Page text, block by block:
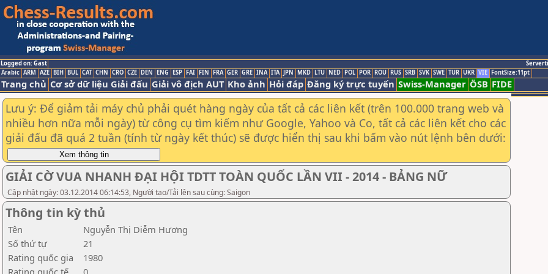
Logged on: Gast
Arabic ARM AZE BIH BUL CAT CHN CRO CZE DEN ENG ESP FAI FIN FRA GER GRE INA ITA JPN MKD LTU NED POL POR ROU RUS SRB SVK SWE TUR UKR VIE FontSize:11pt
Trang chủ Cơ sở dữ liệu Giải đấu Giải vô địch AUT Kho ảnh Hỏi đáp Đăng ký trực tuyến Swiss-Manager ÖSB FIDE
Lưu ý: Để giảm tải máy chủ phải quét hàng ngày của tất cả các liên kết (trên 100.000 trang web và
nhiều hơn nữa mỗi ngày) từ công cụ tìm kiếm như Google, Yahoo và Co, tất cả các liên kết cho các
giải đấu đã quá 2 tuần (tính từ ngày kết thúc) sẽ được hiển thị sau khi bấm vào nút lệnh bên dưới:
GIẢI CỜ VUA NHANH ĐẠI HỘI TDTT TOÀN QUỐC LẦN VII - 2014 - BẢNG NỮ
Cập nhật ngày: 03.12.2014 06:14:53, Người tạo/Tải lên sau cùng: Saigon
Thông tin kỳ thủ
Tên
Nguyễn Thị Diễm Hương
Số thứ tự
21
Rating quốc gia
1980
Rating quốc tế
0